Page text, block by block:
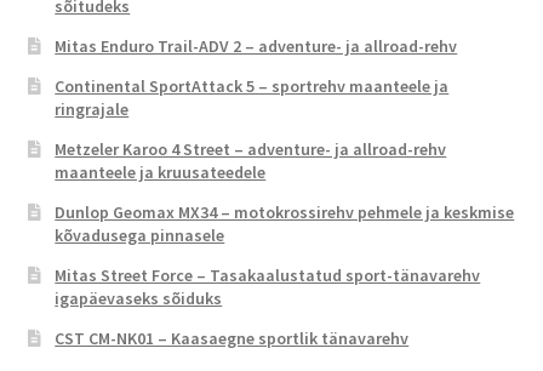
sõitudeks
Mitas Enduro Trail-ADV 2 – adventure- ja allroad-rehv
Continental SportAttack 5 – sportrehv maanteele ja
ringrajale
Metzeler Karoo 4 Street – adventure- ja allroad-rehv
maanteele ja kruusateedele
Dunlop Geomax MX34 – motokrossirehv pehmele ja keskmise
kõvadusega pinnasele
Mitas Street Force – Tasakaalustatud sport-tänavarehv
igapäevaseks sõiduks
CST CM-NK01 – Kaasaegne sportlik tänavarehv